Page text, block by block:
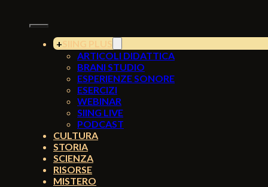
SIING PLUS
ARTICOLI DIDATTICA
BRANI STUDIO
ESPERIENZE SONORE
ESERCIZI
WEBINAR
SIING LIVE
PODCAST
CULTURA
STORIA
SCIENZA
RISORSE
MISTERO